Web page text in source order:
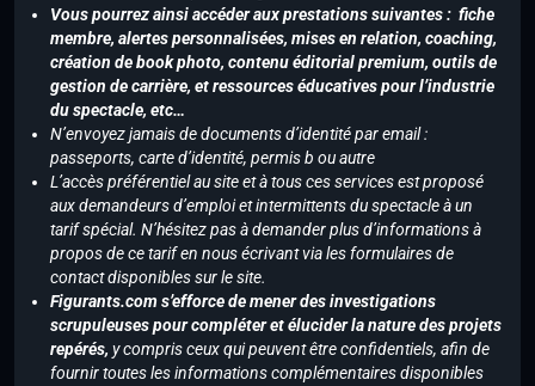
Vous pourrez ainsi accéder aux prestations suivantes : fiche
membre, alertes personnalisées, mises en relation, coaching,
création de book photo, contenu éditorial premium, outils de
gestion de carrière, et ressources éducatives pour l’industrie
du spectacle, etc…
N’envoyez jamais de documents d’identité par email :
passeports, carte d’identité, permis b ou autre
L’accès préférentiel au site et à tous ces services est proposé
aux demandeurs d’emploi et intermittents du spectacle à un
tarif spécial. N’hésitez pas à demander plus d’informations à
propos de ce tarif en nous écrivant via les formulaires de
contact disponibles sur le site.
Figurants.com s’efforce de mener des investigations
scrupuleuses pour compléter et élucider la nature des projets
repérés, y compris ceux qui peuvent être confidentiels, afin de
fournir toutes les informations complémentaires disponibles